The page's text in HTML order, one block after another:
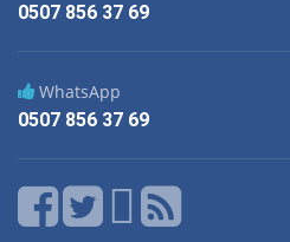
0507 856 37 69
WhatsApp
0507 856 37 69